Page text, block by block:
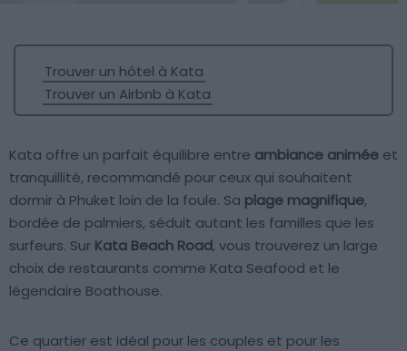
Trouver un hôtel à Kata
Trouver un Airbnb à Kata
Kata offre un parfait équilibre entre ambiance animée et
tranquillité, recommandé pour ceux qui souhaitent
dormir à Phuket loin de la foule. Sa plage magnifique,
bordée de palmiers, séduit autant les familles que les
surfeurs. Sur Kata Beach Road, vous trouverez un large
choix de restaurants comme Kata Seafood et le
légendaire Boathouse.
Ce quartier est idéal pour les couples et pour les